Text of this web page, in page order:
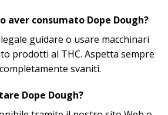
aver consumato Dope Dough?
guidare o usare macchinari
prodotti al THC. Aspetta sempre
svaniti.​
Dope Dough?